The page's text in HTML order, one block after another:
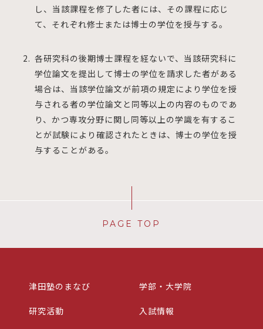
し、当該課程を修了した者には、その課程に応じ
て、それぞれ修士または博士の学位を授与する。
各研究科の後期博士課程を経ないで、当該研究科に
学位論文を提出して博士の学位を請求した者がある
場合は、当該学位論文が前項の規定により学位を授
与される者の学位論文と同等以上の内容のものであ
り、かつ専攻分野に関し同等以上の学識を有するこ
とが試験により確認されたときは、博士の学位を授
与することがある。
PAGE TOP
津田塾のまなび 学部・大学院
研究活動 入試情報